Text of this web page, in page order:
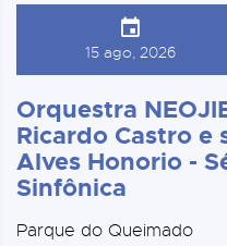
15 ago, 2026
Orquestra
Ricardo Castro e
Alves Honorio -
Sinfônica
Parque do Queimado